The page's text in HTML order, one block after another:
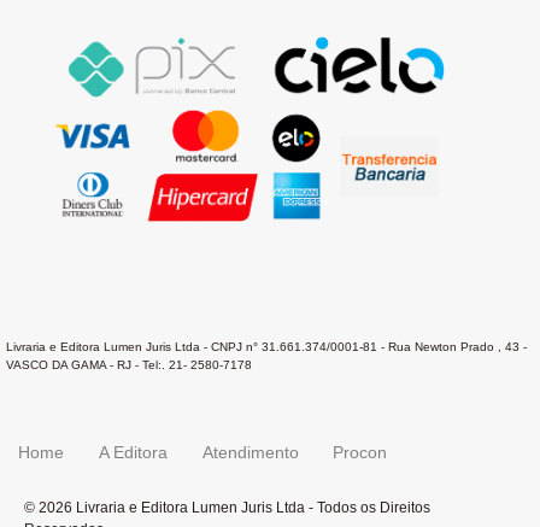
Livraria e Editora Lumen Juris Ltda - CNPJ n° 31.661.374/0001-81 - Rua Newton Prado , 43 -
VASCO DA GAMA - RJ - Tel:. 21- 2580-7178
Home A Editora Atendimento Procon
© 2026 Livraria e Editora Lumen Juris Ltda - Todos os Direitos